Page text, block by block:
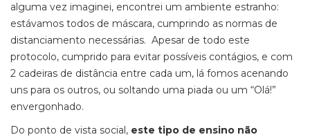
alguma vez imaginei, encontrei um ambiente estranho:
estávamos todos de máscara, cumprindo as normas de
distanciamento necessárias. Apesar de todo este
protocolo, cumprido para evitar possíveis contágios, e com
2 cadeiras de distância entre cada um, lá fomos acenando
uns para os outros, ou soltando uma piada ou um “Olá!”
envergonhado.
Do ponto de vista social, este tipo de ensino não